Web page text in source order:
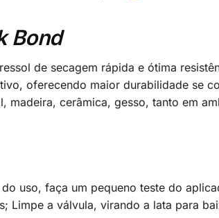
Bond
de secagem rápida e ótima
oferecendo maior durabilidade se
madeira, cerâmica, gesso, tanto em
uso, faça um pequeno teste do
Limpe a válvula, virando a lata para